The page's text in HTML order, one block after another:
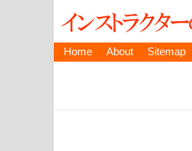
Home About Sitemap